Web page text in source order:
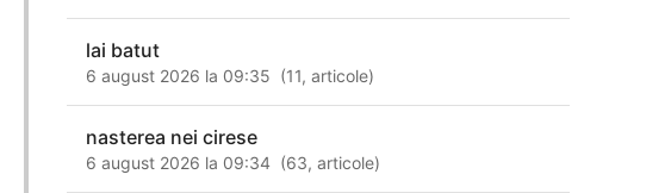
lai batut
6 august 2026 la 09:35 (11,articole)
nasterea nei cirese
6 august 2026 la 09:34 (63,articole)